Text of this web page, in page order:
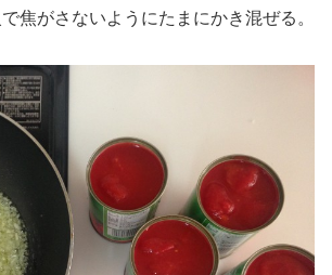
焦がさないようにたまにかき混ぜる。